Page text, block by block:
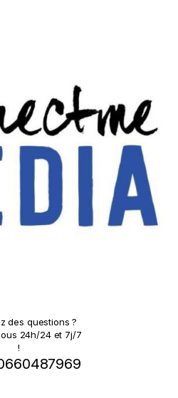
des questions ?
24h/24 et 7j/7
!